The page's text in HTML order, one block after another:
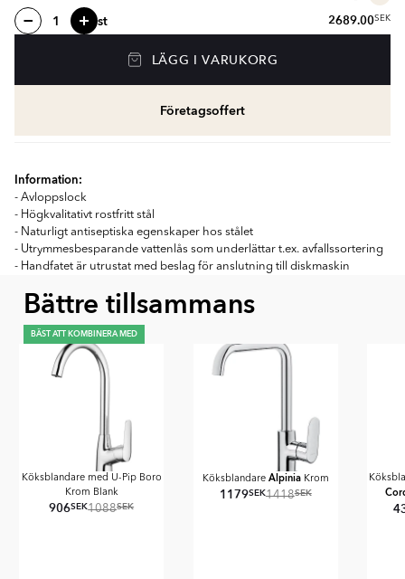
st 2689.00SEK
LÄGG I VARUKORG
Företagsoffert
Information:
- Avloppslock
- Högkvalitativt rostfritt stål
- Naturligt antiseptiska egenskaper hos stålet
- Utrymmesbesparande vattenlås som underlättar t.ex. avfallssortering
- Handfatet är utrustat med beslag för anslutning till diskmaskin
Bättre tillsammans
BÄST ATT KOMBINERA MED
Köksblandare med U-Pip Boro
Krom Blank
906SEK1088SEK
Köksblandare AlpiniaKrom
1179SEK1418SEK